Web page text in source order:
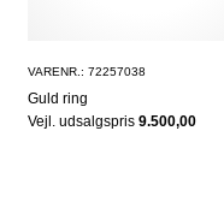
VARENR.: 72257038
Guld ring
Vejl. udsalgspris 9.500,00